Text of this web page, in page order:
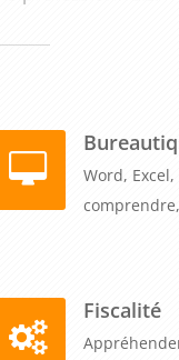
Word,
Fiscalité